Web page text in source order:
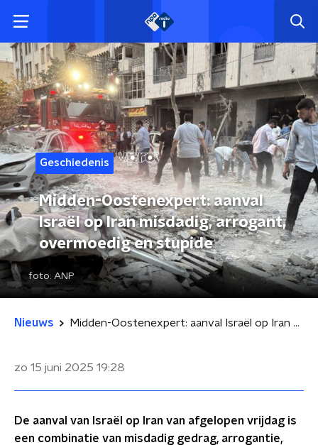
Geschiedenis
Midden-Oostenexpert: aanval
Israël op Iran misdadig, arrogant,
overmoedig en stupide
foto: ANP
Nieuws Midden-Oostenexpert: aanval Israël op Iran misdadig, arrogant, overmoedig en stupide
zo 15 juni 2025 19:28
De aanval van Israël op Iran van afgelopen vrijdag is
een combinatie van misdadig gedrag, arrogantie,